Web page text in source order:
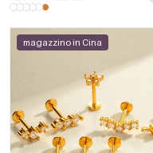
magazzino in Cina